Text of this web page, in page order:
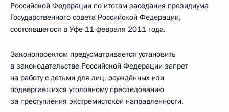
Российской Федерации по итогам заседания президиума
Государственного совета Российской Федерации,
состоявшегося в Уфе 11 февраля 2011 года.
Законопроектом предусматривается установить
в законодательстве Российской Федерации запрет
на работу с детьми для лиц, осуждённых или
подвергавшихся уголовному преследованию
за преступления экстремистской направленности.